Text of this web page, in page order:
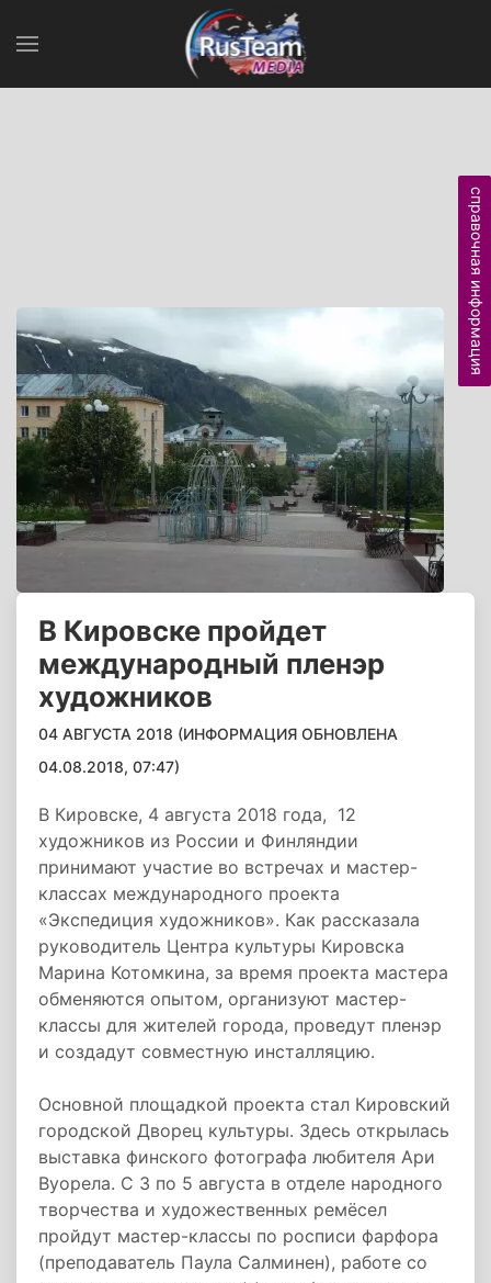
В Кировске пройдет
международный пленэр
художников
04 АВГУСТА 2018 (ИНФОРМАЦИЯ ОБНОВЛЕНА
04.08.2018, 07:47)
В Кировске, 4 августа 2018 года, 12
художников из России и Финляндии
принимают участие во встречах и мастер-
классах международного проекта
«Экспедиция художников». Как рассказала
руководитель Центра культуры Кировска
Марина Котомкина, за время проекта мастера
обменяются опытом, организуют мастер-
классы для жителей города, проведут пленэр
и создадут совместную инсталляцию.
Основной площадкой проекта стал Кировский
городской Дворец культуры. Здесь открылась
выставка финского фотографа любителя Ари
Вуорела. С 3 по 5 августа в отделе народного
творчества и художественных ремёсел
пройдут мастер-классы по росписи фарфора
(преподаватель Паула Салминен), работе со
справочная информация